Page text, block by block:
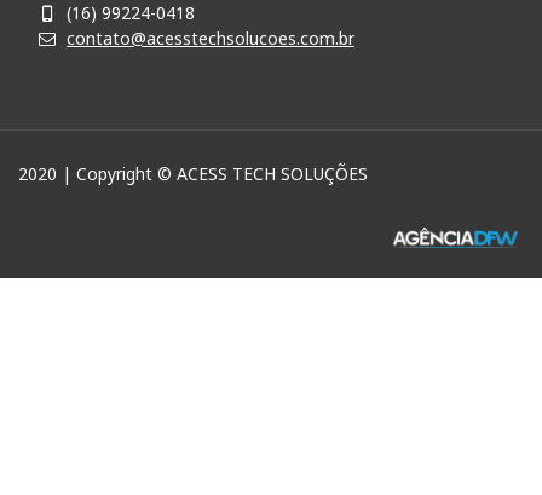
(16) 99224-0418
contato@acesstechsolucoes.com.br
2020 | Copyright © ACESS TECH SOLUÇÕES